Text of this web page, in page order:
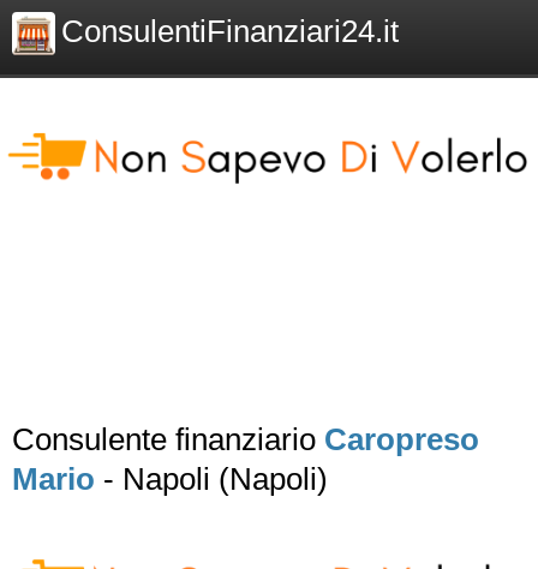
ConsulentiFinanziari24.it
Consulente finanziario Caropreso
Mario - Napoli (Napoli)